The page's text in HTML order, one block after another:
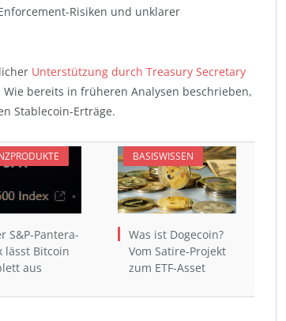
Risiken und unklarer
Unterstützung durch Treasury Secretary
bereits in früheren Analysen beschrieben,
Stablecoin-Erträge.
S&P-Pantera-
lässt Bitcoin
aus
BASISWISSEN
Was ist Dogecoin?
Vom Satire-Projekt
zum ETF-Asset